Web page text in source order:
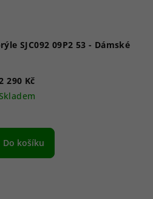
Just Cavalli sluneční brýle SJC092 09P2 53 - Dámské
290 Kč
Do košíku